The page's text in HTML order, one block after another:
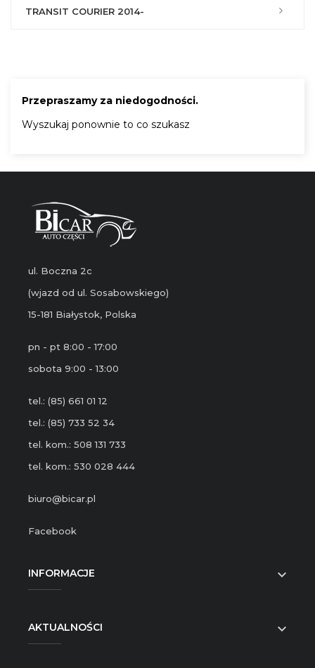
TRANSIT COURIER 2014-
Przepraszamy za niedogodności.
Wyszukaj ponownie to co szukasz
ul. Boczna 2c
(wjazd od ul. Sosabowskiego)
15-181 Białystok, Polska
pn - pt 8:00 - 17:00
sobota 9:00 - 13:00
tel.: (85) 661 01 12
tel.: (85) 733 52 34
tel. kom.: 508 131 733
tel. kom.: 530 028 444
biuro@bicar.pl
Facebook
INFORMACJE 
AKTUALNOŚCI 